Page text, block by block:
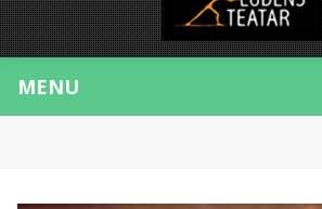
MENU